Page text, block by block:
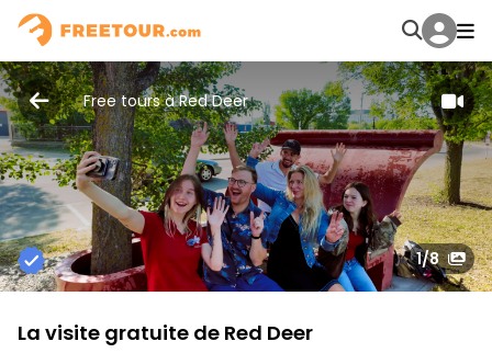
Free tours à Red Deer
1/8
La visite gratuite de Red Deer